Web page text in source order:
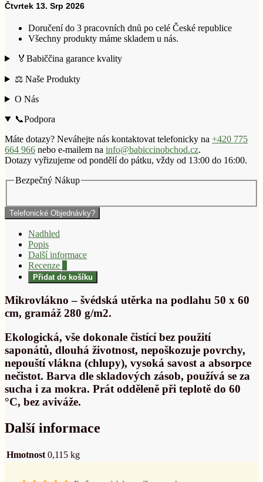
Čtvrtek 13. Srp 2026
Doručení do 3 pracovních dnů po celé České republice
Všechny produkty máme skladem u nás.
🏅Babiččina garance kvality
⚖️ Naše Produkty
O Nás
📞Podpora
Máte dotazy? Neváhejte nás kontaktovat telefonicky na +420 775
664 966 nebo e-mailem na info@babiccinobchod.cz.
Dotazy vyřizujeme od pondělí do pátku, vždy od 13:00 do 16:00.
Bezpečný Nákup
Telefonické Objednávky?
Nadhled
Popis
Další informace
Recenze
Přidat do košíku
Mikrovlákno – švédská utěrka na podlahu 50 x 60
cm, gramáž 280 g/m2.
Ekologická, vše dokonale čistící bez použití
saponátů, dlouhá životnost, nepoškozuje povrchy,
nepouští vlákna (chlupy), vysoká savost a absorpce
nečistot. Barva dle skladových zásob, používá se za
sucha i za mokra. Prát odděleně při teplotě do 60
°C, bez aviváže.
Další informace
Hmotnost 0,115 kg